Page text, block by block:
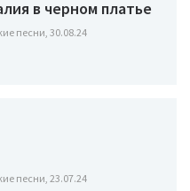
в черном платье
песни, 30.08.24
песни, 23.07.24